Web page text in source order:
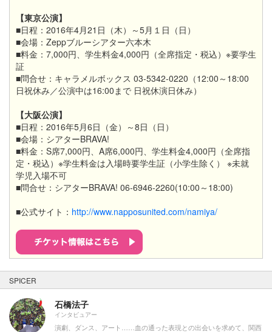
【東京公演】
■日程：2016年4月21日（木）～5月１日（日）
■会場：Zeppブルーシアター六本木
■料金：7,000円、学生料金4,000円（全席指定・税込）※要学生
証
■問合せ：キャラメルボックス 03-5342-0220（12:00～18:00
日祝休み／公演中は16:00まで 日祝休演日休み）
【大阪公演】
■日程：2016年5月6日（金）～8日（日）
■会場：シアターBRAVA!
■料金：S席7,000円、A席6,000円、学生料金4,000円（全席指
定・税込）※学生料金は入場時要学生証（小学生除く） ※未就
学児入場不可
■問合せ：シアターBRAVA! 06-6946-2260(10:00～18:00)
■公式サイト： http://www.napposunited.com/namiya/
SPICER
石橋法子
インタビュアー
演劇、ダンス、アート……血の通った表現との出会いを求めて、関西